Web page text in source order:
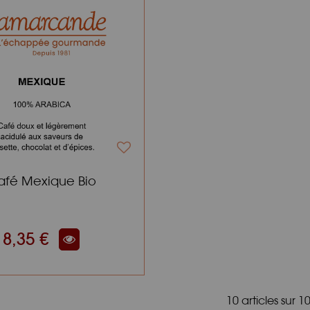
Mexique Bio
8,35 €
10 articles sur